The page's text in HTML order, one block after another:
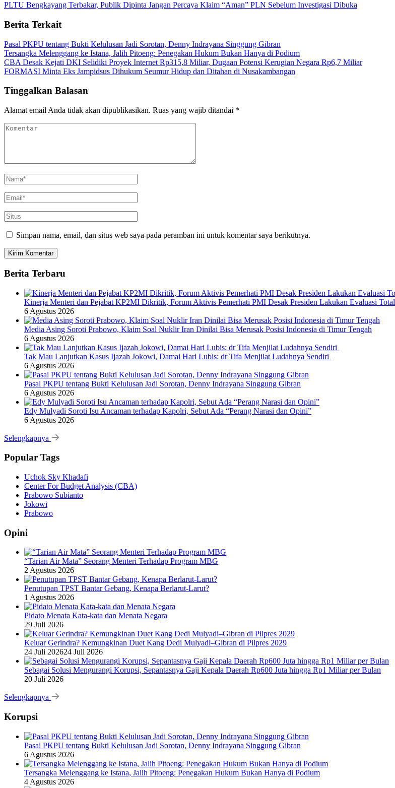
PLTU Bengkayang Terbakar, Publik Dipinta Jangan Percaya Klaim “Aman” PLN Sebelum Investigasi Dibuka
Berita Terkait
Pasal PKPU tentang Bukti Kelulusan Jadi Sorotan, Denny Indrayana Singgung Gibran
Tersangka Melenggang ke Istana, Jalih Pitoeng: Penegakan Hukum Bukan Hanya di Podium
CBA Desak Kejati DKI Selidiki Proyek Internet Rp315,8 Miliar, Dugaan Potensi Kerugian Negara Rp6,7 Miliar
FORMASI Minta Eks Jampidsus Dihukum Seumur Hidup dan Ditahan di Nusakambangan
Tinggalkan Balasan
Alamat email Anda tidak akan dipublikasikan. Ruas yang wajib ditandai *
Simpan nama, email, dan situs web saya pada peramban ini untuk komentar saya berikutnya.
Berita Terbaru
Kinerja Menteri dan Pejabat KP2MI Dikritik, Forum Aktivis Pemerhati PMI Desak Presiden Lakukan Evaluasi Total
6 Agustus 2026
Media Asing Soroti Prabowo, Klaim Soal Nuklir Iran Dinilai Bisa Merusak Posisi Indonesia di Timur Tengah
6 Agustus 2026
Tak Mau Lanjutkan Kasus Ijazah Jokowi, Damai Hari Lubis: dr Tifa Menjilat Ludahnya Sendiri
6 Agustus 2026
Pasal PKPU tentang Bukti Kelulusan Jadi Sorotan, Denny Indrayana Singgung Gibran
6 Agustus 2026
Edy Mulyadi Soroti Isu Ancaman terhadap Kapolri, Sebut Ada “Perang Narasi dan Opini”
6 Agustus 2026
Selengkapnya
Popular Tags
Uchok Sky Khadafi
Center For Budget Analysis (CBA)
Prabowo Subianto
Jokowi
Prabowo
Opini
“Tarian Air Mata” Seorang Menteri Terhadap Program MBG
2 Agustus 2026
Penutupan TPST Bantar Gebang, Kenapa Berlarut-Larut?
1 Agustus 2026
Pidato Menata Kata-kata dan Menata Negara
29 Juli 2026
Keluar Gerindra? Kemungkinan Duet Kang Dedi Mulyadi–Gibran di Pilpres 2029
24 Juli 202624 Juli 2026
Sebagai Solusi Mengurangi Korupsi, Sepantasnya Gaji Kepala Daerah Rp600 Juta hingga Rp1 Miliar per Bulan
20 Juli 2026
Selengkapnya
Korupsi
Pasal PKPU tentang Bukti Kelulusan Jadi Sorotan, Denny Indrayana Singgung Gibran
6 Agustus 2026
Tersangka Melenggang ke Istana, Jalih Pitoeng: Penegakan Hukum Bukan Hanya di Podium
4 Agustus 2026